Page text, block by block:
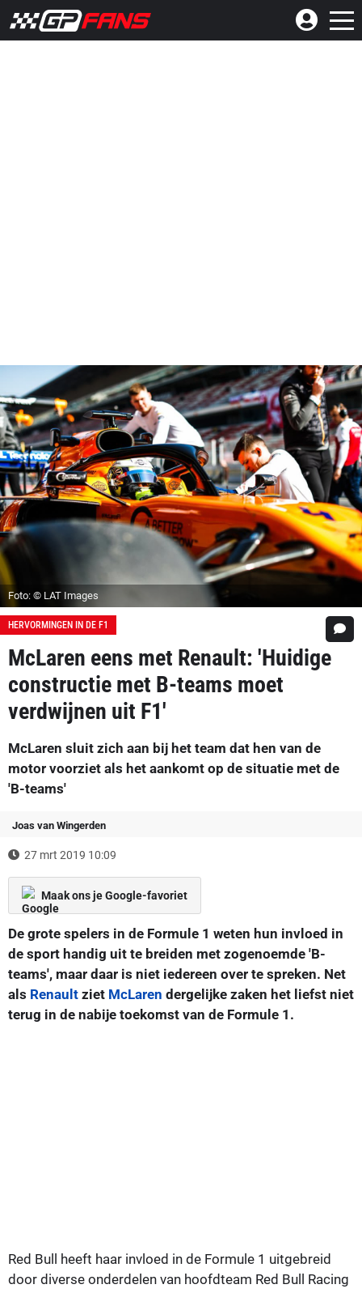
Foto: © LAT Images
HERVORMINGEN IN DE F1
McLaren eens met Renault: 'Huidige
constructie met B-teams moet
verdwijnen uit F1'
McLaren sluit zich aan bij het team dat hen van de
motor voorziet als het aankomt op de situatie met de
'B-teams'
Joas van Wingerden
27 mrt 2019 10:09
Maak ons je Google-favoriet
De grote spelers in de Formule 1 weten hun invloed in
de sport handig uit te breiden met zogenoemde 'B-
teams', maar daar is niet iedereen over te spreken. Net
als Renault ziet McLaren dergelijke zaken het liefst niet
terug in de nabije toekomst van de Formule 1.
Red Bull heeft haar invloed in de Formule 1 uitgebreid
door diverse onderdelen van hoofdteam Red Bull Racing